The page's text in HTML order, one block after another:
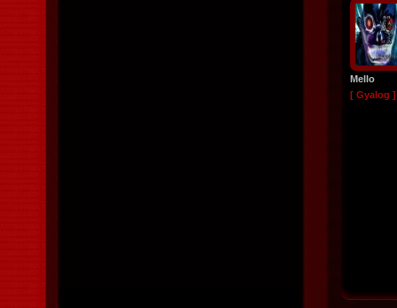
Mello
[ Gyalog ]